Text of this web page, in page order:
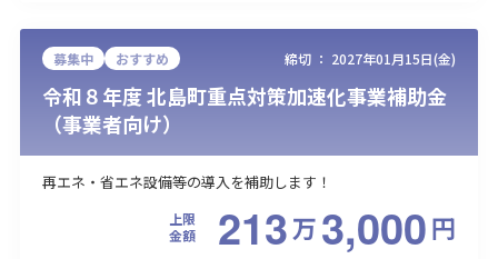
募集中 おすすめ 締切 ： 2027年01月15日(金)
令和８年度 北島町重点対策加速化事業補助金
（事業者向け）
再エネ・省エネ設備等の導入を補助します！
上限
金額
213万3,000円